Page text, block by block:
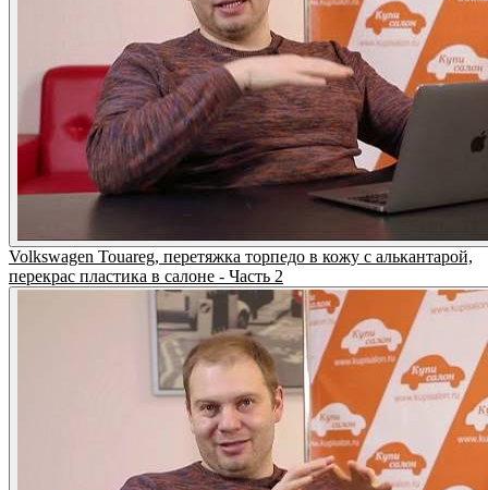
Volkswagen Touareg, перетяжка торпедо в кожу с алькантарой,
перекрас пластика в салоне - Часть 2